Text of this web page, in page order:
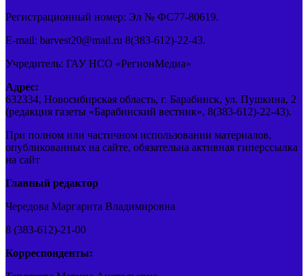
Регистрационный номер: Эл № ФС77-80619.
E-mail: barvest20@mail.ru 8(383-612)-22-43.
Учредитель: ГАУ НСО «РегионМедиа»
Адрес:
632334, Новосибирская область, г. Барабинск, ул. Пушкина, 2
(редакция газеты «Барабинский вестник», 8(383-612)-22-43).
При полном или частичном использовании материалов,
опубликованных на сайте, обязательна активная гиперссылка
на сайт
Главный редактор
Чередова Маргарита Владимировна
8 (383-612)-21-00
Корреспонденты: